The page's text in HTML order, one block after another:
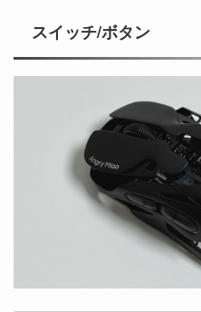
スイッチ/ボタン